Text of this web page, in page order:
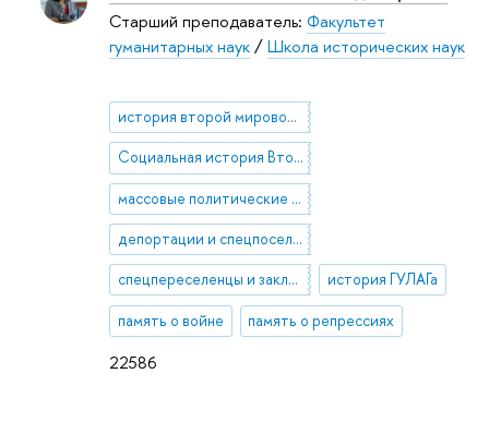
22586
Старший преподаватель: Факультет
гуманитарных наук/Школа исторических наук
история второй мировой войны
Социальная история Второй мировой войны
массовые политические репрессии
депортации и спецпоселения
спецпереселенцы и заключенные история ГУЛАГа
память о войне память о репрессиях